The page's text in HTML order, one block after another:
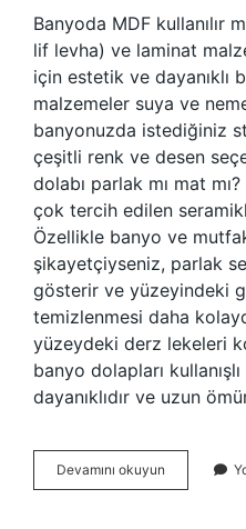
Banyoda MDF kullanılır
lif levha) ve laminat
için estetik ve dayanıklı
malzemeler suya ve
banyonuzda istediğiniz
çeşitli renk ve desen
dolabı parlak mı mat
çok tercih edilen
Özellikle banyo ve
şikayetçiyseniz, parlak
gösterir ve yüzeyindeki
temizlenmesi daha
yüzeydeki derz lekeleri
banyo dolapları
dayanıklıdır ve uzun
Devamını okuyun
Banyo